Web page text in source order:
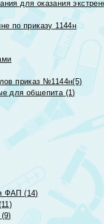
для оказания
по приказу 1144н
приказ №1144н(5)
для общепита (1)
ФАП (14)